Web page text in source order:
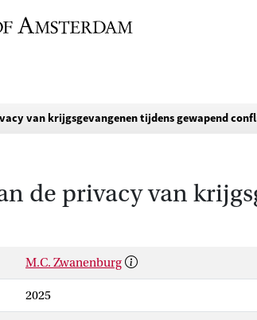
van krijgsgevangenen tijdens gewapend
de privacy van
M.C. Zwanenburg
2025